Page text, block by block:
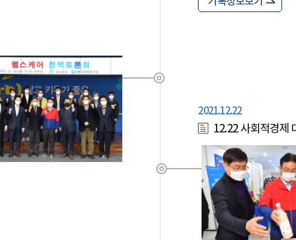
2021.12.22
12.22 사회적경제